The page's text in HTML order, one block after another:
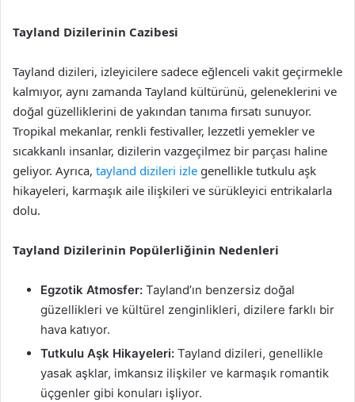
Tayland Dizilerinin Cazibesi
Tayland dizileri, izleyicilere sadece eğlenceli vakit geçirmekle
kalmıyor, aynı zamanda Tayland kültürünü, geleneklerini ve
doğal güzelliklerini de yakından tanıma fırsatı sunuyor.
Tropikal mekanlar, renkli festivaller, lezzetli yemekler ve
sıcakkanlı insanlar, dizilerin vazgeçilmez bir parçası haline
geliyor. Ayrıca, tayland dizileri izle genellikle tutkulu aşk
hikayeleri, karmaşık aile ilişkileri ve sürükleyici entrikalarla
dolu.
Tayland Dizilerinin Popülerliğinin Nedenleri
Egzotik Atmosfer: Tayland’ın benzersiz doğal
güzellikleri ve kültürel zenginlikleri, dizilere farklı bir
hava katıyor.
Tutkulu Aşk Hikayeleri: Tayland dizileri, genellikle
yasak aşklar, imkansız ilişkiler ve karmaşık romantik
üçgenler gibi konuları işliyor.